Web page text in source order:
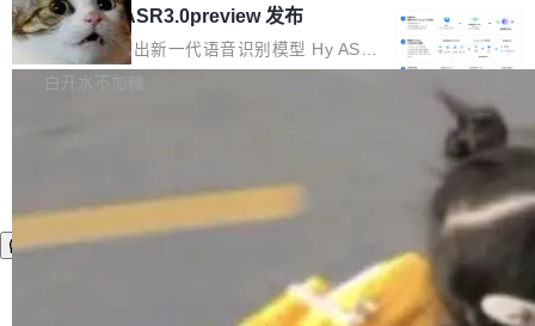
理解大规模代码仓时面临显著"代码仓理解"瓶
颈。 代码仓深度理解服务（以下简称" CodeBas
e深度理解服务"）是华为云码道（CodeA...
数据。2024年9月3日下午4点，他使用此前登录
的账号密码进入A集群，输入了一条被程序员圈
称为"删库跑路"的命令——最高管理员权限、无
oE 架构的大模型，好用到让人上瘾，但 GPU 显
存永远不够用。 Cloudflare 的 Workers AI 团队
一直在跑这些模型的推理。他们在官方博客上发
整性保护。效果是：吞吐量提升 41%，每 token
成本降低 30%，精度不变。 FP8 省的不仅是显
存 KV cache 是推理时最吃显...
腾讯混元 Hy ASR3.0preview 发布
腾讯混元正式推出新一代语音识别模型 Hy ASR
3.0preview。基于最新一代大语言模型 Hy3 的
让语音识别不再只是听清，而是真正听懂。通过
先理解你的语境和意图，再把准确的文字直接给
到你。从“逐字转写、单点优化”演进为“理解语
境、兼容场景、一键直出”。 Hy ASR 3.0 previe
w 不要求标准普通话，方言识别覆盖粤语、吴语
白开水不加糖